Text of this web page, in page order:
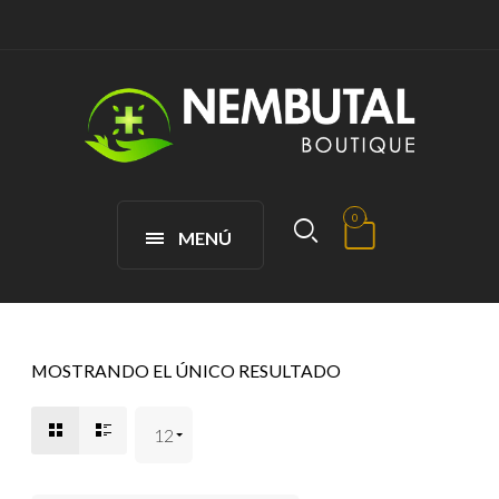
MENÚ
0
MOSTRANDO EL ÚNICO RESULTADO